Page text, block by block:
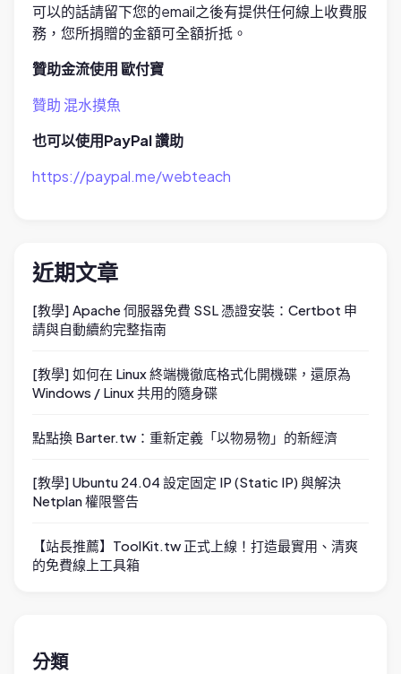
可以的話請留下您的email之後有提供任何線上收費服
務，您所捐贈的金額可全額折抵。
贊助金流使用 歐付寶
贊助 混水摸魚
也可以使用PayPal 讚助
https://paypal.me/webteach
近期文章
[教學] Apache 伺服器免費 SSL 憑證安裝：Certbot 申
請與自動續約完整指南
[教學] 如何在 Linux 終端機徹底格式化開機碟，還原為
Windows / Linux 共用的隨身碟
點點換 Barter.tw：重新定義「以物易物」的新經濟
[教學] Ubuntu 24.04 設定固定 IP (Static IP) 與解決
Netplan 權限警告
【站長推薦】ToolKit.tw 正式上線！打造最實用、清爽
的免費線上工具箱
分類